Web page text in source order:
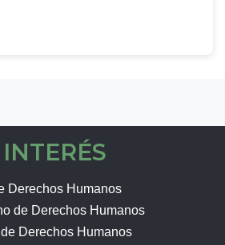
Derechos Humanos
de Derechos Humanos
Derechos Humanos